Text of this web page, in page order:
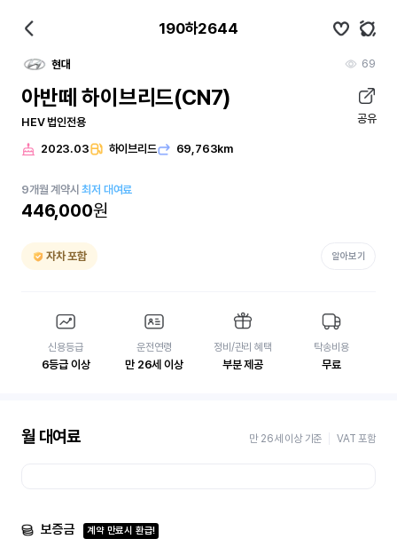
190하2644
현대 69
아반떼 하이브리드(CN7)
HEV 법인전용 공유
2023.03 하이브리드 69,763km
9개월 계약시최저 대여료
446,000원
자차 포함 알아보기
신용등급
6등급 이상
운전연령
만 26세 이상
정비/관리 혜택
부분 제공
탁송비용
무료
월 대여료 만 26세 이상 기준 VAT 포함
보증금 계약 만료시 환급!